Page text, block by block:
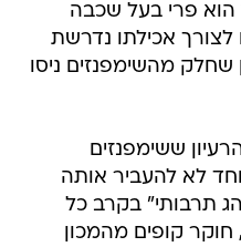
הוא פרי בעל שכבה
אכילתו נדרשת
שחלק מהשימפנזים ניסו
ששימפנזים
לא להעביר אותה
תרבותי" בקרב כל
חוקר קופים מהמכון